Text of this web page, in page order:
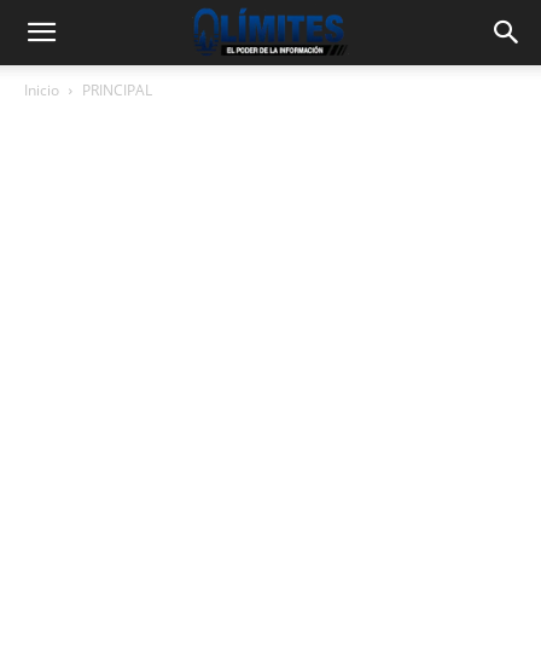
Inicio PRINCIPAL